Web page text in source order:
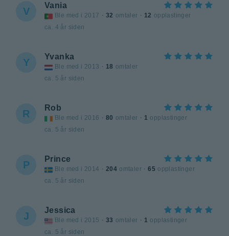
V
Vania
Ble med i 2017 · 32 omtaler · 12 opplastinger
ca. 4 år siden
Y
Yvanka
Ble med i 2013 · 18 omtaler
ca. 5 år siden
R
Rob
Ble med i 2016 · 80 omtaler · 1 opplastinger
ca. 5 år siden
P
Prince
Ble med i 2014 · 204 omtaler · 65 opplastinger
ca. 5 år siden
J
Jessica
Ble med i 2015 · 33 omtaler · 1 opplastinger
ca. 5 år siden